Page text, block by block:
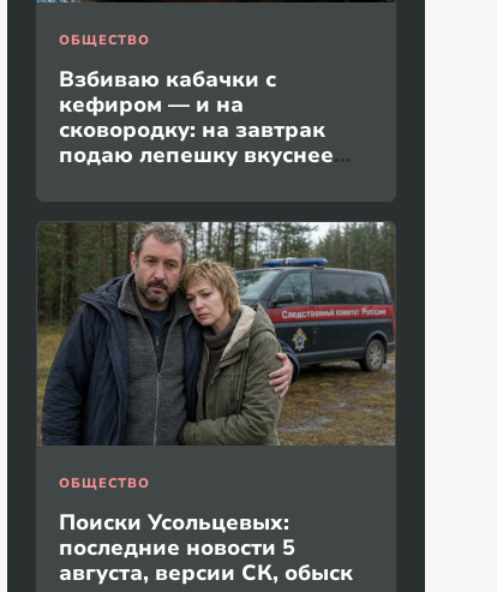
ОБЩЕСТВО
Взбиваю кабачки с
кефиром — и на
сковородку: на завтрак
подаю лепешку вкуснее
ОБЩЕСТВО
Поиски Усольцевых:
последние новости 5
августа, версии СК, обыск